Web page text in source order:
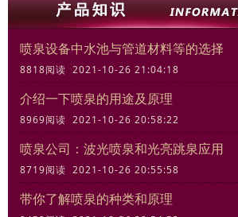
喷泉设备中水池与管道材料等的选择
8818阅读 2021-10-26 21:04:18
介绍一下喷泉的用途及原理
8969阅读 2021-10-26 20:58:22
喷泉公司：波光喷泉和光亮跳泉应用
8719阅读 2021-10-26 20:55:58
带你了解喷泉的种类和原理